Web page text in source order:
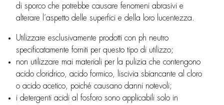
di sporco che potrebbe causare fenomeni abrasivi e
alterare l’aspetto delle superfici e della loro lucentezza.
Utilizzare esclusivamente prodotti con ph neutro
specificatamente forniti per questo tipo di utilizzo;
non utilizzare mai materiali per la pulizia che contengono
acido cloridrico, acido formico, liscivia sbiancante al cloro
o acido acetico, poiché causano danni notevoli;
i detergenti acidi al fosforo sono applicabili solo in